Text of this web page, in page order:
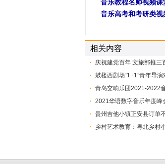
音乐教程名师视频课
音乐高考和考研类视
相关内容
庆祝建党百年 文旅部推三
鼓楼西剧场“1+1”青年导
青岛交响乐团2021-2022
​2021华语数字音乐年度峰
贵州吉他小镇正安县订单
乡村艺术教育：粤北乡村